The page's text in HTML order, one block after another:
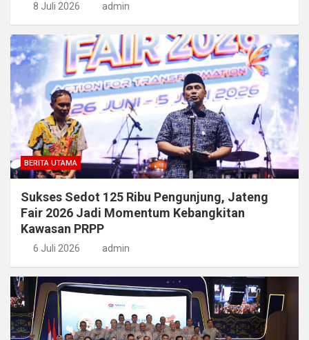
8 Juli 2026 admin
BERITA UTAMA
Sukses Sedot 125 Ribu Pengunjung, Jateng
Fair 2026 Jadi Momentum Kebangkitan
Kawasan PRPP
6 Juli 2026 admin